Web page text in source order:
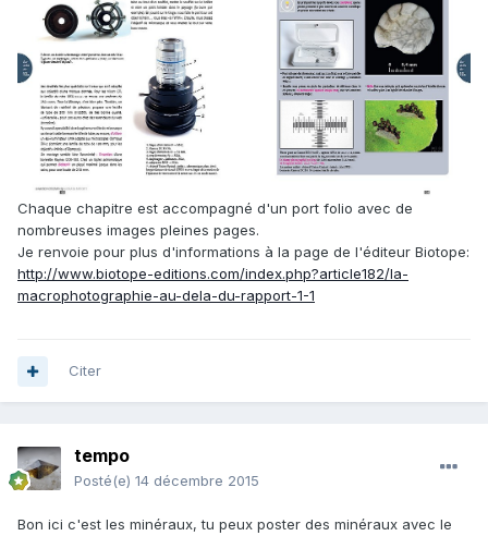
Chaque chapitre est accompagné d'un port folio avec de
nombreuses images pleines pages.
Je renvoie pour plus d'informations à la page de l'éditeur Biotope:
http://www.biotope-editions.com/index.php?article182/la-
macrophotographie-au-dela-du-rapport-1-1
Citer
tempo
Posté(e) 14 décembre 2015
Bon ici c'est les minéraux, tu peux poster des minéraux avec le